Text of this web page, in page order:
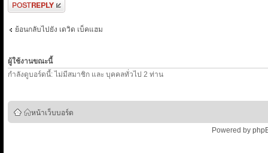
ตอบกระทู้
ย้อนกลับไปยัง เดวิด เบ็คแฮม
ผู้ใช้งานขณะนี้
กำลังดูบอร์ดนี้: ไม่มีสมาชิก และ บุคคลทั่วไป 2 ท่าน
หน้าเว็บบอร์ด
Powered by